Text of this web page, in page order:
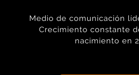
Medio de comunicación
Crecimiento constante
nacimiento en